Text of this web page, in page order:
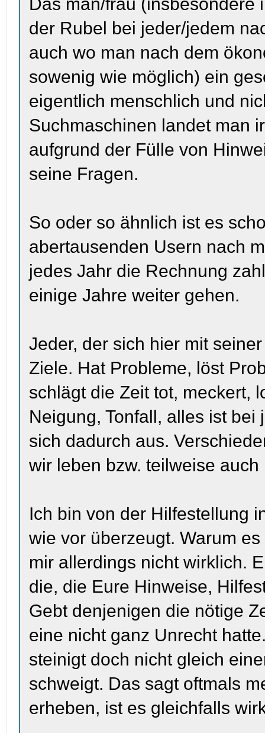
der Rubel bei jeder/jedem
auch wo man nach dem
sowenig wie möglich) ein
eigentlich menschlich und
Suchmaschinen landet man
aufgrund der Fülle von
seine Fragen.
So oder so ähnlich ist es
abertausenden Usern nach
jedes Jahr die Rechnung
einige Jahre weiter gehen.
Jeder, der sich hier mit
Ziele. Hat Probleme, löst
schlägt die Zeit tot, meckert,
Neigung, Tonfall, alles ist
sich dadurch aus.
wir leben bzw. teilweise
Ich bin von der Hilfestellung
wie vor überzeugt. Warum
mir allerdings nicht wirklich.
die, die Eure Hinweise,
Gebt denjenigen die nötige
eine nicht ganz Unrecht
steinigt doch nicht gleich
schweigt. Das sagt oftmals
erheben, ist es gleichfalls